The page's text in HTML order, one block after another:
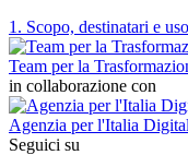
1. Scopo, destinatari e
Team per la
in collaborazione con
Agenzia per l'Italia
Seguici su